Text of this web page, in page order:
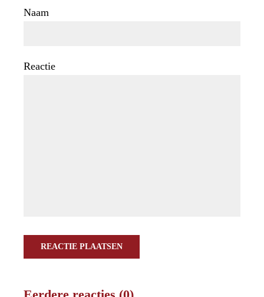
Naam
Reactie
REACTIE PLAATSEN